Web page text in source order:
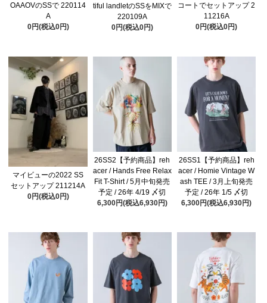
OAAOVのSSで 220114
A
0円(税込0円)
tiful landletのSSをMIXで
220109A
0円(税込0円)
コートでセットアップ 2
11216A
0円(税込0円)
マイビューの2022 SS
セットアップ 211214A
0円(税込0円)
26SS2【予約商品】reh
acer / Hands Free Relax
Fit T-Shirt / 5月中旬発売
予定 / 26年 4/19 〆切
6,300円(税込6,930円)
26SS1【予約商品】reh
acer / Homie Vintage W
ash TEE / 3月上旬発売
予定 / 26年 1/5 〆切
6,300円(税込6,930円)